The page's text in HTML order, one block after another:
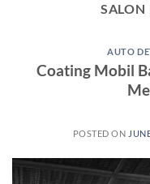
AUTO
Coating Mobil
POSTED ON